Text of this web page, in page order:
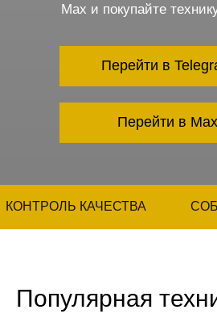
Max и покупайте
Перейти в
Перейти в Max
КОНТРОЛЬ КАЧЕСТВА
Популярная